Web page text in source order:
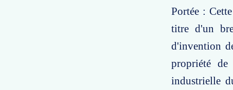
Portée :
titre d'un
d'invention
propriété
industrielle